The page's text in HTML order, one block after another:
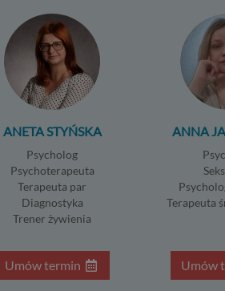
ANETA STYŃSKA
Psycholog
Psychoterapeuta
Terapeuta par
Diagnostyka
Trener żywienia
Umów termin
ANNA
Terapeuta
Umów
Twoje
do